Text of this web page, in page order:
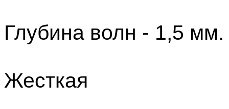
Глубина волн - 1,5 мм.
Жесткая